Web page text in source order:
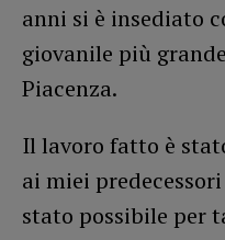
anni si è insediato
giovanile più
Piacenza.
Il lavoro fatto è
ai miei
stato possibile per